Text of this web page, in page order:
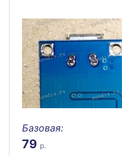
Базовая:
79 р.